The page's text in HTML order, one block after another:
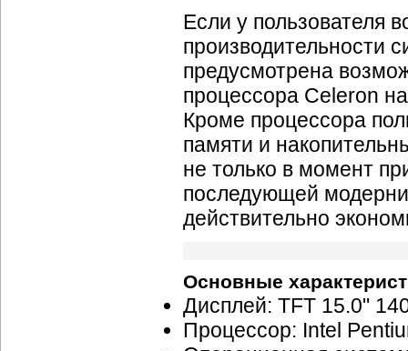
Если у пользователя
производительности
предусмотрена
процессора Celeron
Кроме процессора
памяти и
не только в момент
последующей
действительно
Основные
Дисплей: TFT 15.0"
Процессор: Intel